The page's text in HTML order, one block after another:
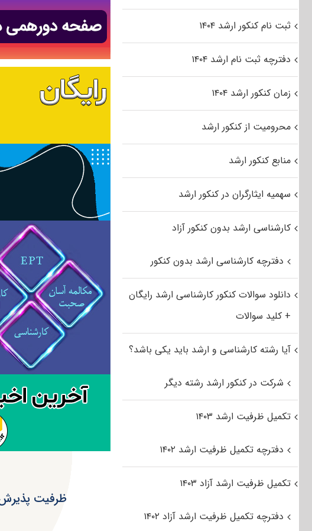
ثبت نام کنکور ارشد ۱۴۰۴
دفترچه ثبت نام ارشد ۱۴۰۴
زمان کنکور ارشد ۱۴۰۴
محرومیت از کنکور ارشد
منابع کنکور ارشد
سهمیه ایثارگران در کنکور ارشد
کارشناسی ارشد بدون کنکور آزاد
دفترچه کارشناسی ارشد بدون کنکور
دانلود سوالات کنکور کارشناسی ارشد رایگان
+ کلید سوالات
آیا رشته کارشناسی و ارشد باید یکی باشد؟
شرکت در کنکور ارشد رشته دیگر
تکمیل ظرفیت ارشد ۱۴۰۳
دفترچه تکمیل ظرفیت ارشد ۱۴۰۲
تکمیل ظرفیت ارشد آزاد ۱۴۰۳
دفترچه تکمیل ظرفیت ارشد آزاد ۱۴۰۲